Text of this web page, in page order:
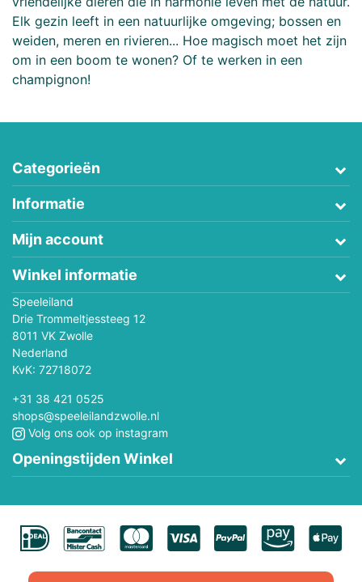
Elk gezin leeft in een natuurlijke omgeving; bossen en
weiden, meren en rivieren... Hoe magisch moet het zijn
om in een boom te wonen? Of te werken in een
champignon!
Categorieën
Informatie
Mijn account
Winkel informatie
Speeleiland
Drie Trommeltjessteeg 12
8011 VK Zwolle
Nederland
KvK: 72718072
+31 38 421 0525
shops@speeleilandzwolle.nl
Volg ons ook op instagram
Openingstijden Winkel